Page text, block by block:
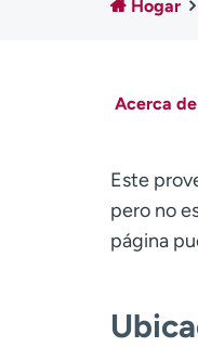
Hogar
Acerca de
Este
pero no
página